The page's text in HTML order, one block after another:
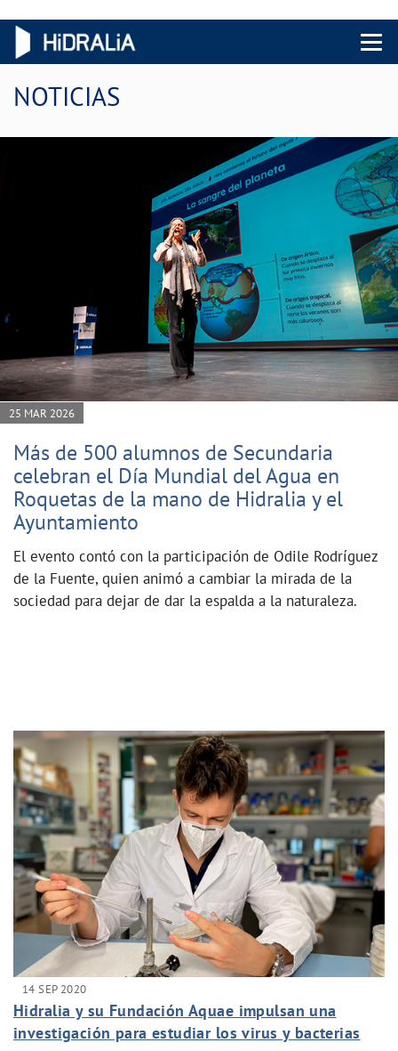
Menu
NOTICIAS
25 MAR 2026
Más de 500 alumnos de Secundaria
celebran el Día Mundial del Agua en
Roquetas de la mano de Hidralia y el
Ayuntamiento
El evento contó con la participación de Odile Rodríguez
de la Fuente, quien animó a cambiar la mirada de la
sociedad para dejar de dar la espalda a la naturaleza.
14 SEP 2020
Hidralia y su Fundación Aquae impulsan una
investigación para estudiar los virus y bacterias